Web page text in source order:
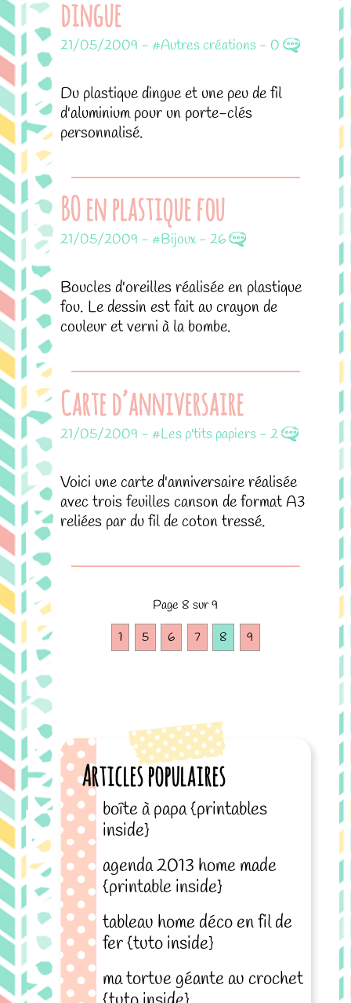
dingue
21/05/2009 - #Autres créations - 0
Du plastique dingue et une peu de fil
d'aluminium pour un porte-clés
personnalisé.
BO en plastique fou
21/05/2009 - #Bijoux- 26
Boucles d'oreilles réalisée en plastique
fou. Le dessin est fait au crayon de
couleur et verni à la bombe.
Carte d’anniversaire
21/05/2009 - #Les p'tits papiers - 2
Voici une carte d'anniversaire réalisée
avec trois feuilles canson de format A3
reliées par du fil de coton tressé.
Page 8 sur 9
1
5 6 7 8 9
Articles populaires
boîte à papa {printables
inside}
agenda 2013 home made
{printable inside}
tableau home déco en fil de
fer {tuto inside}
ma tortue géante au crochet